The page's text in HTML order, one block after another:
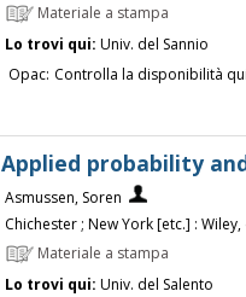
Materiale a stampa
Lo trovi qui: Univ. del Sannio
Opac: Controlla la disponibilità
Applied probability
Asmussen, Soren
Chichester ; New York [etc.] : Wiley,
Materiale a stampa
Lo trovi qui: Univ. del Salento